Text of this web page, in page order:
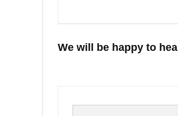
We will be happy to